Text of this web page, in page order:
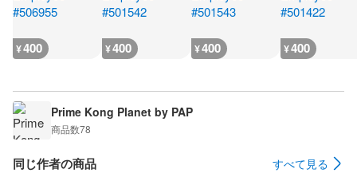
¥400 ¥400 ¥400 ¥400
Prime Kong Planet by PAP
商品数78
同じ作者の商品 すべて見る